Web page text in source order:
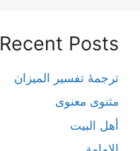
Recent Posts
ترجمۀ تفسیر المیزان
مثنوی معنوی
أهل البيت